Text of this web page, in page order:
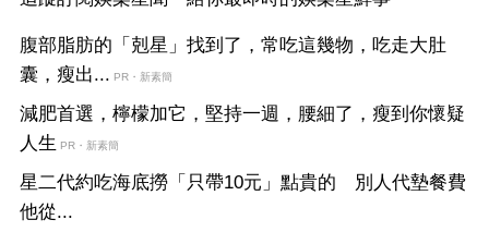
腹部脂肪的「剋星」找到了，常吃這幾物，吃走大肚
囊，瘦出... PR・新素簡
減肥首選，檸檬加它，堅持一週，腰細了，瘦到你懷疑
人生 PR・新素簡
星二代約吃海底撈「只帶10元」點貴的 別人代墊餐費
他從...